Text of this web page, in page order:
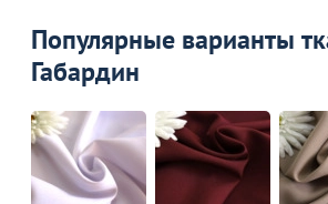
Популярные варианты
Габардин
Акции для вас